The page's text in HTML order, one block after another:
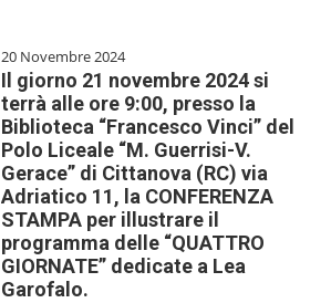
20 Novembre 2024
Il giorno 21 novembre 2024 si
terrà alle ore 9:00, presso la
Biblioteca “Francesco Vinci” del
Polo Liceale “M. Guerrisi-V.
Gerace” di Cittanova (RC) via
Adriatico 11, la CONFERENZA
STAMPA per illustrare il
programma delle “QUATTRO
GIORNATE” dedicate a Lea
Garofalo.